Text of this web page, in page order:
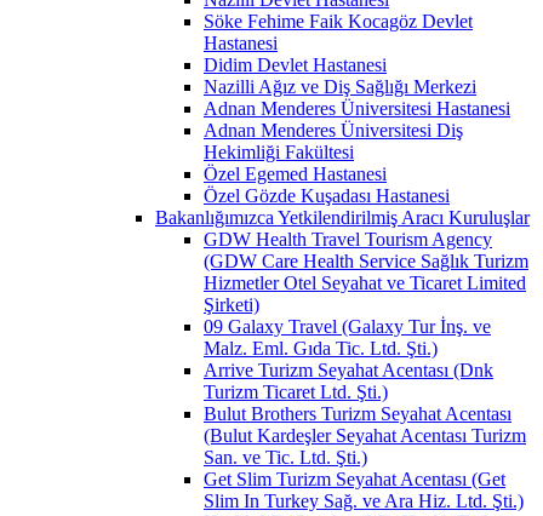
Söke Fehime Faik Kocagöz Devlet
Hastanesi
Didim Devlet Hastanesi
Nazilli Ağız ve Diş Sağlığı Merkezi
Adnan Menderes Üniversitesi Hastanesi
Adnan Menderes Üniversitesi Diş
Hekimliği Fakültesi
Özel Egemed Hastanesi
Özel Gözde Kuşadası Hastanesi
Bakanlığımızca Yetkilendirilmiş Aracı Kuruluşlar
GDW Health Travel Tourism Agency
(GDW Care Health Service Sağlık Turizm
Hizmetler Otel Seyahat ve Ticaret Limited
Şirketi)
09 Galaxy Travel (Galaxy Tur İnş. ve
Malz. Eml. Gıda Tic. Ltd. Şti.)
Arrive Turizm Seyahat Acentası (Dnk
Turizm Ticaret Ltd. Şti.)
Bulut Brothers Turizm Seyahat Acentası
(Bulut Kardeşler Seyahat Acentası Turizm
San. ve Tic. Ltd. Şti.)
Get Slim Turizm Seyahat Acentası (Get
Slim In Turkey Sağ. ve Ara Hiz. Ltd. Şti.)